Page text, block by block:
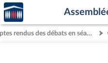
Aller au contenu
Aller en bas de la page
Accèder
à la
page
d'accueil
Comptes rendus des débats en séance